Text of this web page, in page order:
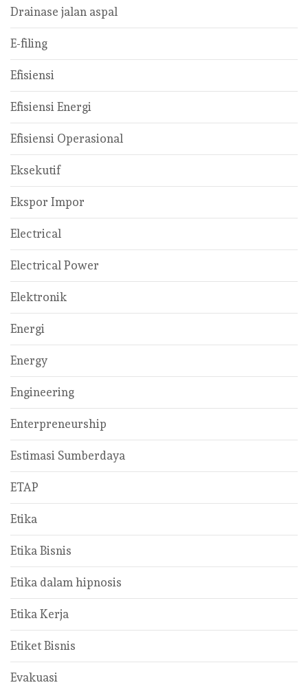
Drainase jalan aspal
E-filing
Efisiensi
Efisiensi Energi
Efisiensi Operasional
Eksekutif
Ekspor Impor
Electrical
Electrical Power
Elektronik
Energi
Energy
Engineering
Enterpreneurship
Estimasi Sumberdaya
ETAP
Etika
Etika Bisnis
Etika dalam hipnosis
Etika Kerja
Etiket Bisnis
Evakuasi